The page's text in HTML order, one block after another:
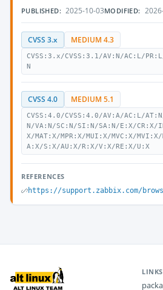
PUBLISHED: 2025-10-03MODIFIED:
CVSS 3.x MEDIUM 4.3
CVSS:3.x/CVSS:3.1/AV:N/AC:L/
N
CVSS 4.0 MEDIUM 5.1
CVSS:4.0/CVSS:4.0/AV:A/AC:L/
N/VA:N/SC:N/SI:N/SA:N/E:X/CR:X/
X/MAT:X/MPR:X/MUI:X/MVC:X/MVI:X/
A:X/S:X/AU:X/R:X/V:X/RE:X/U:X
REFERENCES
https://support.zabbix.com/
LINKS